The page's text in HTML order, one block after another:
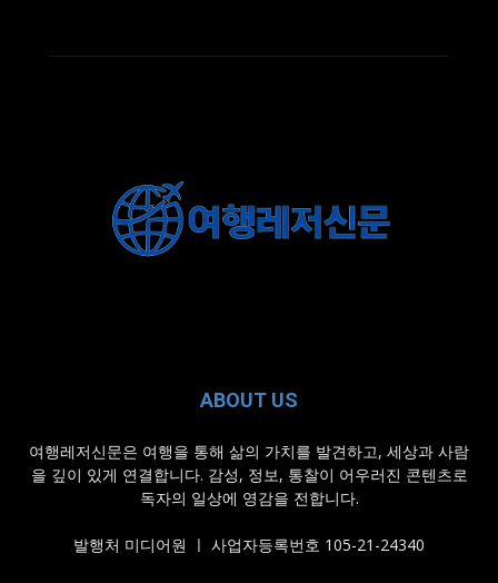
ABOUT US
여행레저신문은 여행을 통해 삶의 가치를 발견하고, 세상과 사람
을 깊이 있게 연결합니다. 감성, 정보, 통찰이 어우러진 콘텐츠로
독자의 일상에 영감을 전합니다.
발행처 미디어원 ㅣ 사업자등록번호 105-21-24340